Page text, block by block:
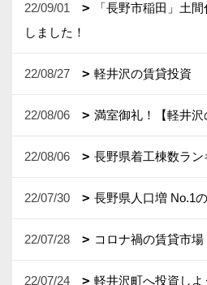
22/09/01
「長野市稲田」土
しました！
22/08/27 軽井沢の賃貸投資
22/08/06 満室御礼！【軽井沢
22/08/06 長野県着工棟数ラン
22/07/30 長野県人口増 No.1
22/07/28 コロナ禍の賃貸市場
22/07/24 軽井沢町へ投資しよ